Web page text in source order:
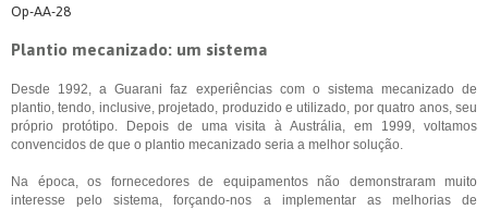
Op-AA-28
Plantio mecanizado: um sistema
Desde 1992, a Guarani faz experiências com o sistema mecanizado de
plantio, tendo, inclusive, projetado, produzido e utilizado, por quatro anos, seu
próprio protótipo. Depois de uma visita à Austrália, em 1999, voltamos
convencidos de que o plantio mecanizado seria a melhor solução.
Na época, os fornecedores de equipamentos não demonstraram muito
interesse pelo sistema, forçando-nos a implementar as melhorias de